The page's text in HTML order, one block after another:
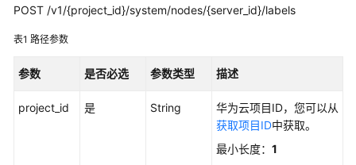
品
绍
快
入
POST /v1/{project_id}/system/nodes/{server_id}/labels
表1 路径参数
参数 是否必选 参数类型 描述
project_id 是 String
华为云项目ID，您可以从
获取项目ID中获取。
最小长度： 1